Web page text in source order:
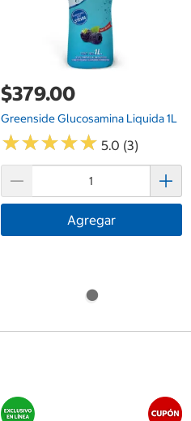
$379.00
Greenside Glucosamina Liquida 1L
★★★★★
★★★★★ 5.0 (3)
Agregar